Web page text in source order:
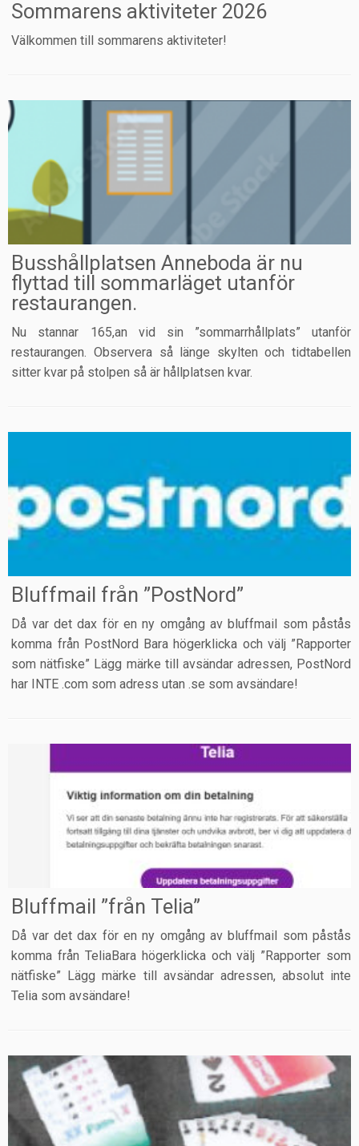
Sommarens aktiviteter 2026
Välkommen till sommarens aktiviteter!
Busshållplatsen Anneboda är nu
flyttad till sommarläget utanför
restaurangen.
Nu stannar 165,an vid sin ”sommarrhållplats” utanför
restaurangen. Observera så länge skylten och tidtabellen
sitter kvar på stolpen så är hållplatsen kvar.
Bluffmail från ”PostNord”
Då var det dax för en ny omgång av bluffmail som påstås
komma från PostNord Bara högerklicka och välj ”Rapporter
som nätfiske” Lägg märke till avsändar adressen, PostNord
har INTE .com som adress utan .se som avsändare!
Bluffmail ”från Telia”
Då var det dax för en ny omgång av bluffmail som påstås
komma från TeliaBara högerklicka och välj ”Rapporter som
nätfiske” Lägg märke till avsändar adressen, absolut inte
Telia som avsändare!